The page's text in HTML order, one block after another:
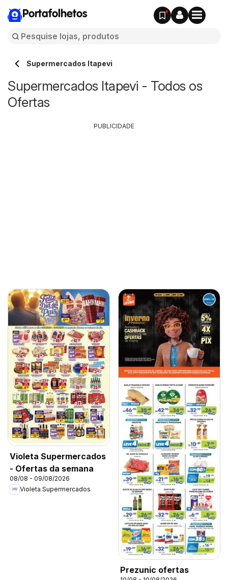
Portafolhetos
Supermercados Itapevi
Supermercados Itapevi - Todos os
Ofertas
Violeta Supermercados
- Ofertas da semana
08/08 - 09/08/2026
Violeta Supermercados
Prezunic ofertas
PUBLICIDADE